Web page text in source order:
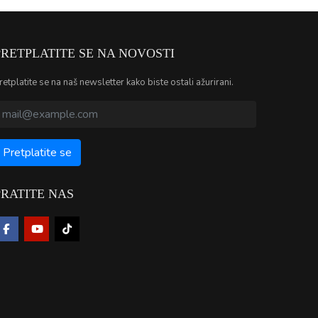
SE NA NOVOSTI
se na naš newsletter kako biste ostali ažurirani.
NAS